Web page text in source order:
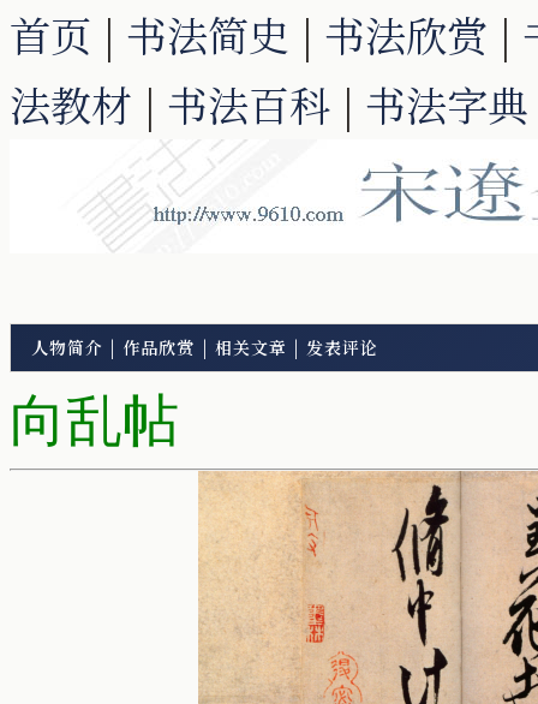
首页 | 书法简史 | 书法欣赏 |
法教材 | 书法百科 | 书法字典
人物简介 | 作品欣赏 | 相关文章 | 发表评论
向乱帖